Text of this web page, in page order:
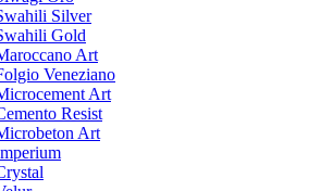
Silver
Gold
Art
Veneziano
Art
Resist
Art